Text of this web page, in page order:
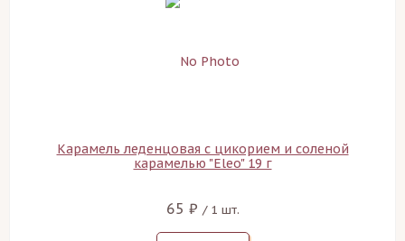
Карамель леденцовая с цикорием и соленой
карамелью "Eleo" 19 г
65 ₽ / 1 шт.